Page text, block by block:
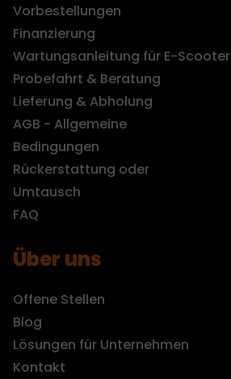
Vorbestellungen
Finanzierung
Wartungsanleitung für E-Scooter
Probefahrt & Beratung
Lieferung & Abholung
AGB - Allgemeine
Bedingungen
Rückerstattung oder
Umtausch
FAQ
Über uns
Offene Stellen
Blog
Lösungen für Unternehmen
Kontakt